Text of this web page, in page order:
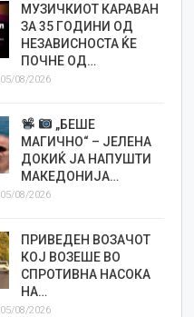
МУЗИЧКИОТ КАРАВАН
ЗА 35 ГОДИНИ ОД
НЕЗАВИСНОСТА ЌЕ
ПОЧНЕ ОД…
05/08/2026
„БЕШЕ
МАГИЧНО“ – ЈЕЛЕНА
ДОКИЌ ЈА НАПУШТИ
МАКЕДОНИЈА…
05/08/2026
ПРИВЕДЕН ВОЗАЧОТ
КОЈ ВОЗЕШЕ ВО
СПРОТИВНА НАСОКА
НА…
05/08/2026